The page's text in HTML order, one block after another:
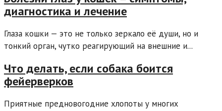
диагностика и лечение
Глаза кошки — это не только зеркало её души, но и
тонкий орган, чутко реагирующий на внешние и...
Что делать, если собака боится
фейерверков
Приятные предновогодние хлопоты у многих